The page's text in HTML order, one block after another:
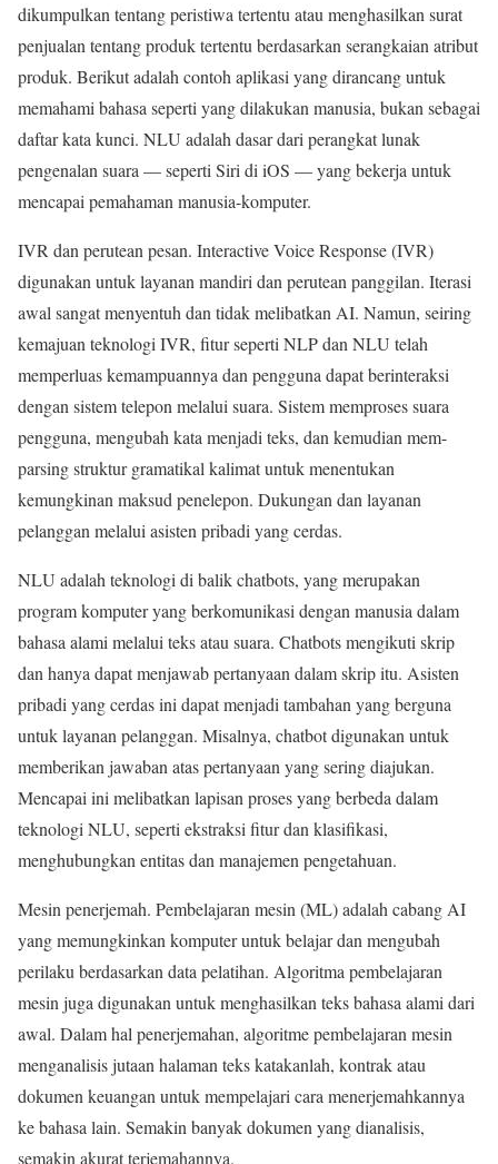
dikumpulkan tentang peristiwa tertentu atau menghasilkan surat
penjualan tentang produk tertentu berdasarkan serangkaian atribut
produk. Berikut adalah contoh aplikasi yang dirancang untuk
memahami bahasa seperti yang dilakukan manusia, bukan sebagai
daftar kata kunci. NLU adalah dasar dari perangkat lunak
pengenalan suara — seperti Siri di iOS — yang bekerja untuk
mencapai pemahaman manusia-komputer.
IVR dan perutean pesan. Interactive Voice Response (IVR)
digunakan untuk layanan mandiri dan perutean panggilan. Iterasi
awal sangat menyentuh dan tidak melibatkan AI. Namun, seiring
kemajuan teknologi IVR, fitur seperti NLP dan NLU telah
memperluas kemampuannya dan pengguna dapat berinteraksi
dengan sistem telepon melalui suara. Sistem memproses suara
pengguna, mengubah kata menjadi teks, dan kemudian mem-
parsing struktur gramatikal kalimat untuk menentukan
kemungkinan maksud penelepon. Dukungan dan layanan
pelanggan melalui asisten pribadi yang cerdas.
NLU adalah teknologi di balik chatbots, yang merupakan
program komputer yang berkomunikasi dengan manusia dalam
bahasa alami melalui teks atau suara. Chatbots mengikuti skrip
dan hanya dapat menjawab pertanyaan dalam skrip itu. Asisten
pribadi yang cerdas ini dapat menjadi tambahan yang berguna
untuk layanan pelanggan. Misalnya, chatbot digunakan untuk
memberikan jawaban atas pertanyaan yang sering diajukan.
Mencapai ini melibatkan lapisan proses yang berbeda dalam
teknologi NLU, seperti ekstraksi fitur dan klasifikasi,
menghubungkan entitas dan manajemen pengetahuan.
Mesin penerjemah. Pembelajaran mesin (ML) adalah cabang AI
yang memungkinkan komputer untuk belajar dan mengubah
perilaku berdasarkan data pelatihan. Algoritma pembelajaran
mesin juga digunakan untuk menghasilkan teks bahasa alami dari
awal. Dalam hal penerjemahan, algoritme pembelajaran mesin
menganalisis jutaan halaman teks katakanlah, kontrak atau
dokumen keuangan untuk mempelajari cara menerjemahkannya
ke bahasa lain. Semakin banyak dokumen yang dianalisis,
semakin akurat terjemahannya.